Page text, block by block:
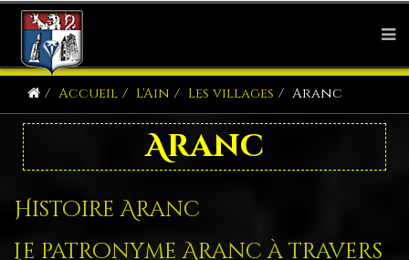
Accueil L'Ain Les villages Aranc
Aranc
Histoire Aranc
Le patronyme Aranc à travers